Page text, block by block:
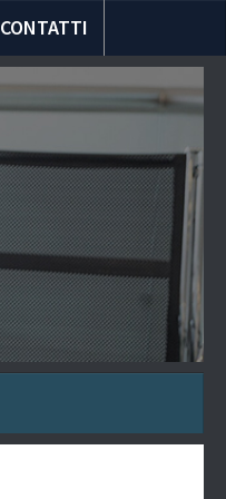
CONTATTI